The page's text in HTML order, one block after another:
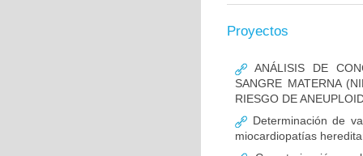
Proyectos
ANÁLISIS DE
SANGRE MATERNA
RIESGO DE
Determinación de
miocardiopatías